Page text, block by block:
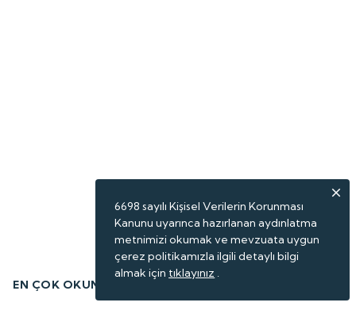
EN ÇOK OKUNANLAR
6698 sayılı Kişisel Verilerin Korunması
Kanunu uyarınca hazırlanan aydınlatma
metnimizi okumak ve mevzuata uygun
çerez politikamızla ilgili detaylı bilgi
almak için tıklayınız .